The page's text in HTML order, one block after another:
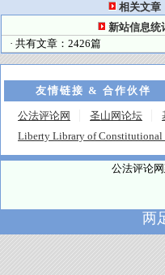
相关文章
新站信息统
· 共有文章：2426篇
友情链接 & 合作伙伴
公法评论网 圣山网论坛
Liberty Library of Constitutional
公法评论
两